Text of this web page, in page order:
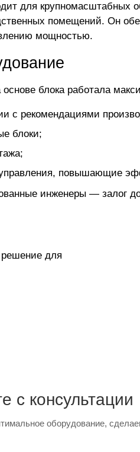
для
помещений. Он
мощностью.
блока работала
с рекомендациями
блоки;
повышающие
инженеры — залог
для
с консультации
оборудование,